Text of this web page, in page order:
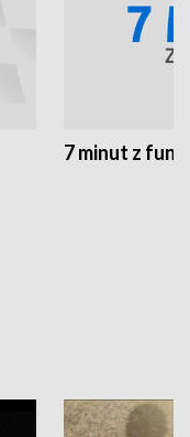
7 minut z